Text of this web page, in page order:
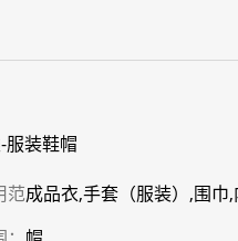
服装鞋帽
范成品衣,手套（服装）,围巾